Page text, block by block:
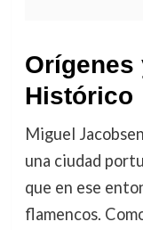
Orígenes
Histórico
Miguel
una ciudad
que en ese
flamencos.